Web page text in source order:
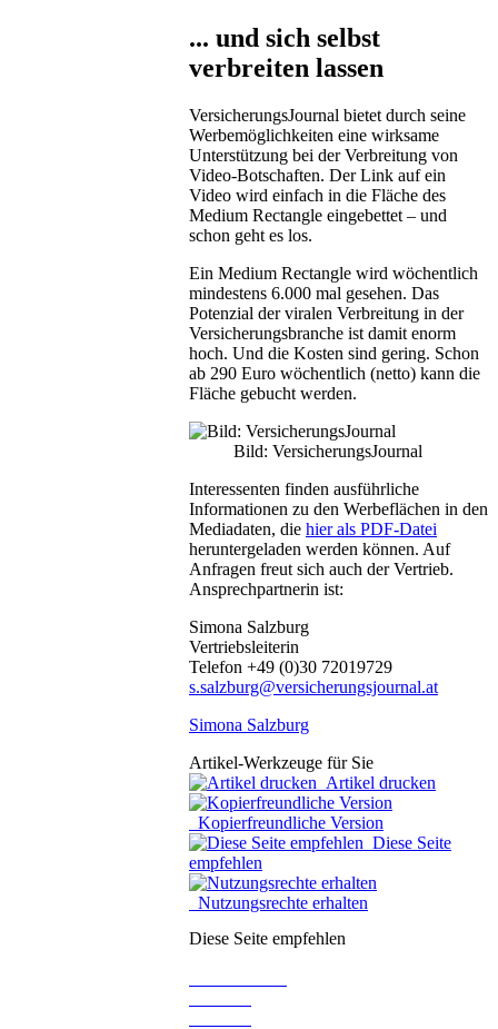
... und sich selbst
verbreiten lassen
VersicherungsJournal bietet durch seine
Werbemöglichkeiten eine wirksame
Unterstützung bei der Verbreitung von
Video-Botschaften. Der Link auf ein
Video wird einfach in die Fläche des
Medium Rectangle eingebettet – und
schon geht es los.
Ein Medium Rectangle wird wöchentlich
mindestens 6.000 mal gesehen. Das
Potenzial der viralen Verbreitung in der
Versicherungsbranche ist damit enorm
hoch. Und die Kosten sind gering. Schon
ab 290 Euro wöchentlich (netto) kann die
Fläche gebucht werden.
Bild: VersicherungsJournal
Interessenten finden ausführliche
Informationen zu den Werbeflächen in den
Mediadaten, die hier als PDF-Datei
heruntergeladen werden können. Auf
Anfragen freut sich auch der Vertrieb.
Ansprechpartnerin ist:
Simona Salzburg
Vertriebsleiterin
Telefon +49 (0)30 72019729
s.salzburg@versicherungsjournal.at
Simona Salzburg
Artikel-Werkzeuge für Sie
Artikel drucken
Kopierfreundliche Version
Diese Seite
empfehlen
Nutzungsrechte erhalten
Diese Seite empfehlen